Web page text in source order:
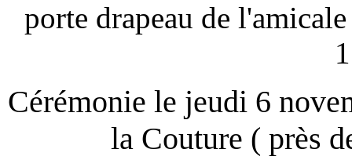
porte drapeau de
Cérémonie le jeudi 6
la Couture ( près